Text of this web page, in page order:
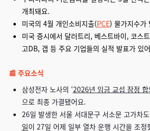
개최돼요.
미국의 4월 개인소비지출(PCE) 물가지수가
미국 증시에서 달러트리, 베스트바이, 코스
고DB, 갭 등 주요 기업들의 실적 발표가 있
📰 주요소식
삼성전자 노사의 ‘2026년 임금 교섭 잠정 합
으로 최종 가결됐어요.
26일 발생한 서울 서대문구 서소문 고가차
일이 27일 어제 일부 열차 운행 시간을 조정